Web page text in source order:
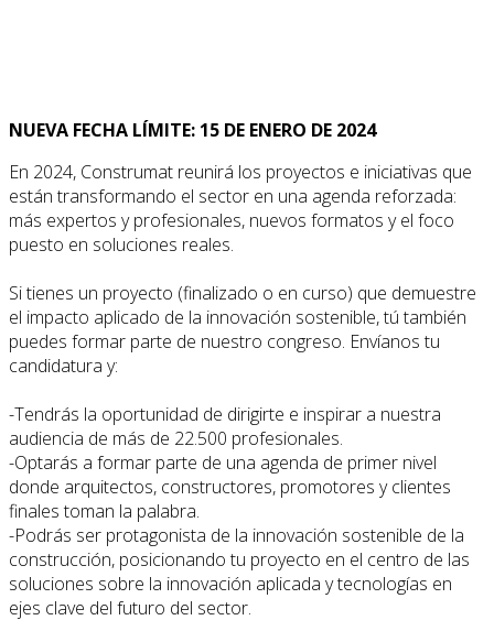
NUEVA FECHA LÍMITE: 15 DE ENERO DE 2024
En 2024, Construmat reunirá los proyectos e iniciativas que
están transformando el sector en una agenda reforzada:
más expertos y profesionales, nuevos formatos y el foco
puesto en soluciones reales.
Si tienes un proyecto (finalizado o en curso) que demuestre
el impacto aplicado de la innovación sostenible, tú también
puedes formar parte de nuestro congreso. Envíanos tu
candidatura y:
-Tendrás la oportunidad de dirigirte e inspirar a nuestra
audiencia de más de 22.500 profesionales.
-Optarás a formar parte de una agenda de primer nivel
donde arquitectos, constructores, promotores y clientes
finales toman la palabra.
-Podrás ser protagonista de la innovación sostenible de la
construcción, posicionando tu proyecto en el centro de las
soluciones sobre la innovación aplicada y tecnologías en
ejes clave del futuro del sector.